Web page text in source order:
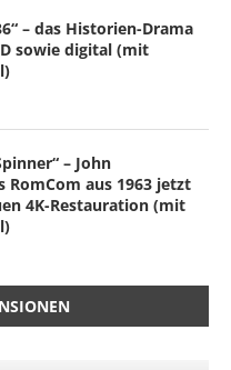
– das Historien-Drama
sowie digital (mit
– John
RomCom aus 1963 jetzt
4K-Restauration (mit